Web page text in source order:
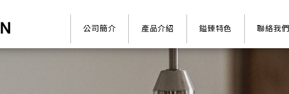
公司簡介 產品介紹 鎰臻特色 聯絡我們